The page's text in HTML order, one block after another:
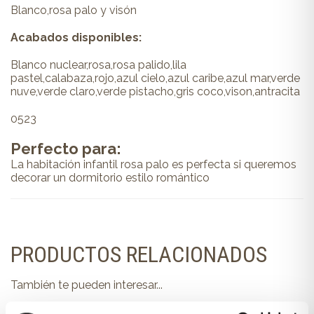
Blanco,rosa palo y visón
Acabados disponibles:
Blanco nuclear,rosa,rosa palido,lila
pastel,calabaza,rojo,azul cielo,azul caribe,azul mar,verde
nuve,verde claro,verde pistacho,gris coco,vison,antracita
0523
Perfecto para:
La habitación infantil rosa palo es perfecta si queremos
decorar un dormitorio estilo romántico
PRODUCTOS RELACIONADOS
También te pueden interesar...